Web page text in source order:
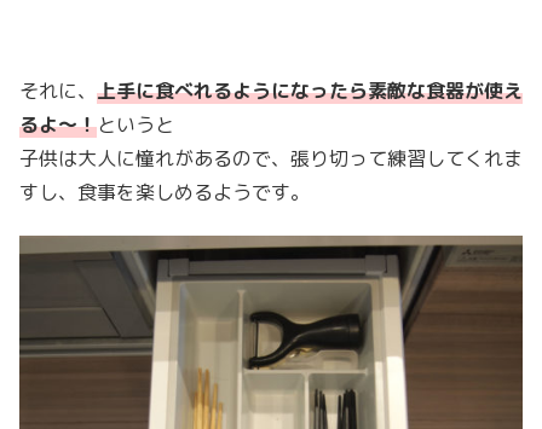
それに、 上手に食べれるようになったら素敵な食器が使え
るよ〜！というと
子供は大人に憧れがあるので、張り切って練習してくれま
すし、食事を楽しめるようです。